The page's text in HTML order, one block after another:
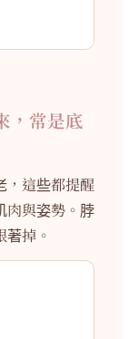
，常是底
，這些都提醒
肉與姿勢。脖
掉。